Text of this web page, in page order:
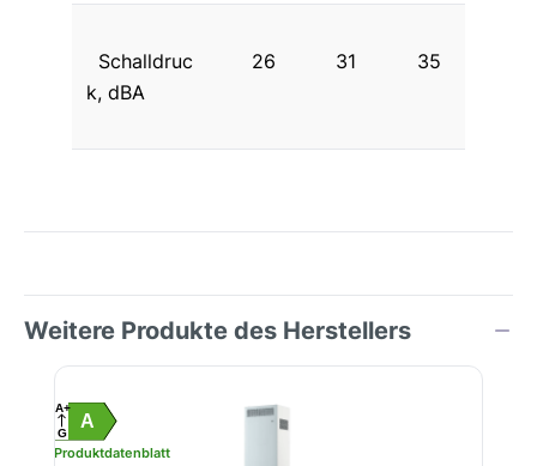
Schalldruc
k, dBA
26 31 35
Weitere Produkte des Herstellers
Produktgalerie überspringen
A
A+
G
Produktdatenblatt